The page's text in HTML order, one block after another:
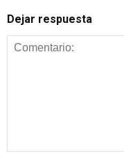
Dejar respuesta